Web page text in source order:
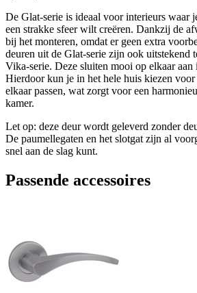
De Glat-serie is ideaal voor interieurs waar
een strakke sfeer wilt creëren. Dankzij de
bij het monteren, omdat er geen extra
deuren uit de Glat-serie zijn ook uitstekend
Vika-serie. Deze sluiten mooi op elkaar
Hierdoor kun je in het hele huis kiezen
elkaar passen, wat zorgt voor een
kamer.
Let op: deze deur wordt geleverd zonder
De paumellegaten en het slotgat zijn al
snel aan de slag kunt.
Passende accessoires